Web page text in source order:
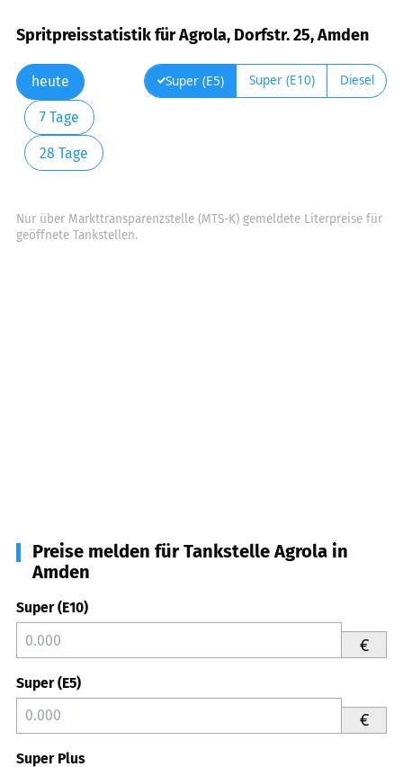
Spritpreisstatistik für Agrola, Dorfstr. 25, Amden
heute
7 Tage
28 Tage
Super (E5) Super (E10) Diesel
Nur über Markttransparenzstelle (MTS-K) gemeldete Literpreise für
geöffnete Tankstellen.
Preise melden für Tankstelle Agrola in
Amden
Super (E10)
€
Super (E5)
€
Super Plus